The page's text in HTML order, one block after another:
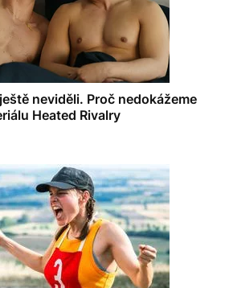
neviděli. Proč nedokážeme
Heated Rivalry